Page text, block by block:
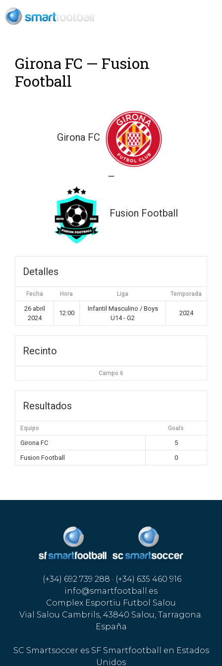
Girona FC — Fusion
Football
Girona FC
—
Fusion Football
Detalles
Fecha Hora Liga Temporada
26 abril
2024
12:00
Infantil Masculino / Boys
U14 - G2
2024
Recinto
Campo 6
Resultados
Equipo Goals
Girona FC
5
Fusion Football
0
(+34) 692 739 288 · (+34) 635 460 916
info@smartfootball.es
Complex Esportiu Futbol Salou
Vial Salou Cambrils, 43840 Salou, Tarragona.
España
SC Smartsoccer es SF Smartfootball en Estados
Unidos